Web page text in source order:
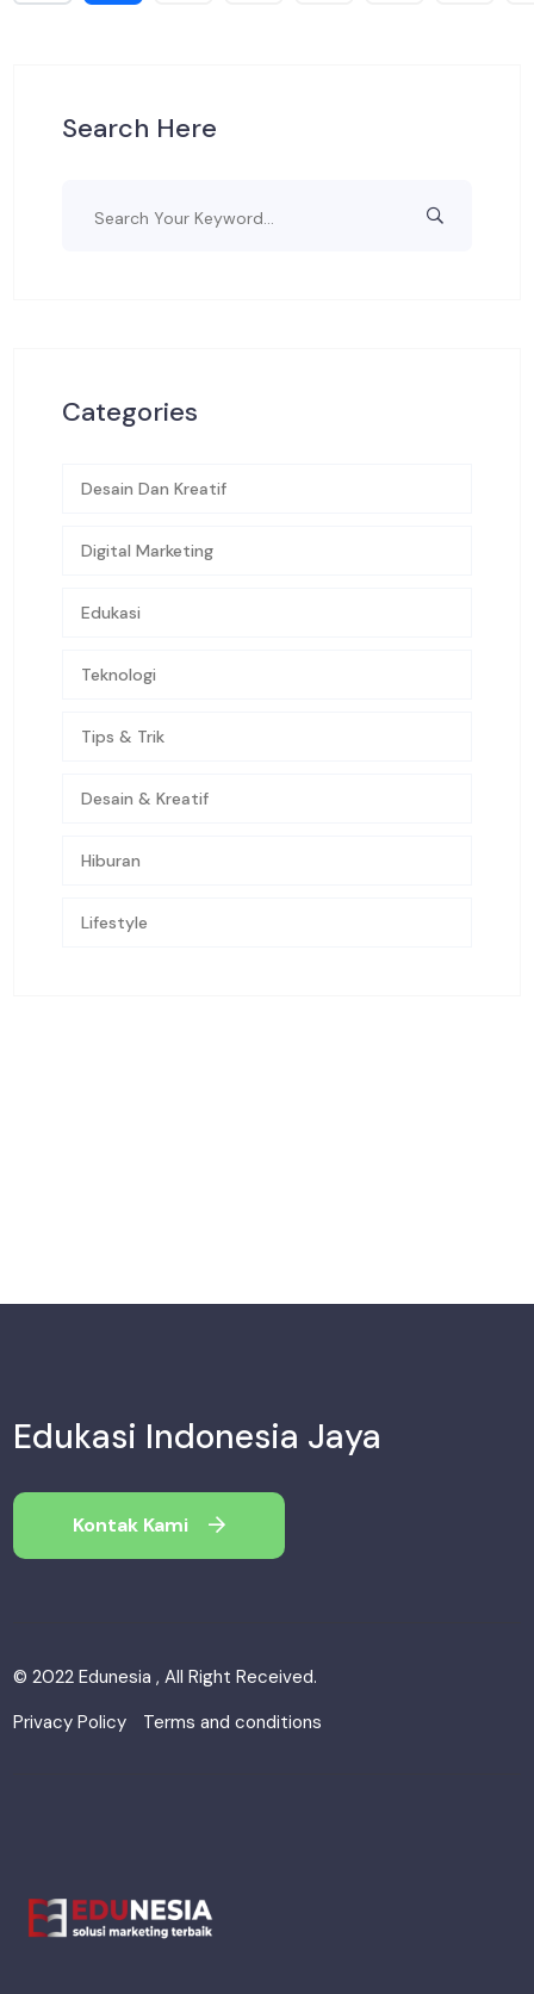
Search Here
Categories
Desain Dan Kreatif
Digital Marketing
Edukasi
Teknologi
Tips & Trik
Desain & Kreatif
Hiburan
Lifestyle
Edukasi Indonesia Jaya
Kontak Kami
© 2022 Edunesia , All Right Received.
Privacy Policy
Terms and conditions